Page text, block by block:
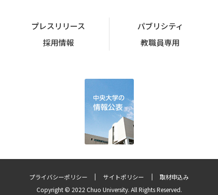
プレスリリース
パブリシティ
採用情報
教職員専用
プライバシーポリシー サイトポリシー
取材申込み
Copyright © 2022 Chuo University. All Rights Reserved.